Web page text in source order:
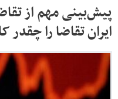
ایران تقاضا را